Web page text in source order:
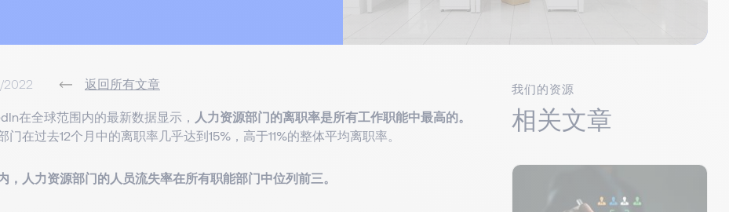
返回所有文章
在全球范围内的最新数据显示， 人力资源部门的离职率是所有工作职能中最高的。
门在过去12个月中的离职率几乎达到15%，高于11%的整体平均离职率。
，人力资源部门的人员流失率在所有职能部门中位列前三。
我们的资源
相关文章